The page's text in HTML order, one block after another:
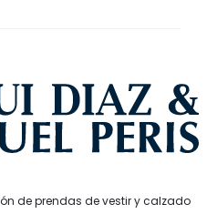
de prendas de vestir y calzado